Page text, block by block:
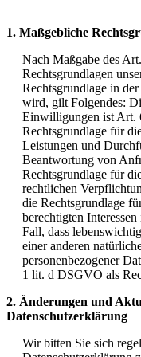
1. Maßgebliche
Nach Maßgabe des
Rechtsgrundlagen
Rechtsgrundlage in
wird, gilt Folgendes:
Einwilligungen ist Art.
Rechtsgrundlage für
Leistungen und
Beantwortung von
Rechtsgrundlage für
rechtlichen
die Rechtsgrundlage
berechtigten
Fall, dass
einer anderen
personenbezogener
1 lit. d DSGVO als
2. Änderungen und
Datenschutzerklärung
Wir bitten Sie sich